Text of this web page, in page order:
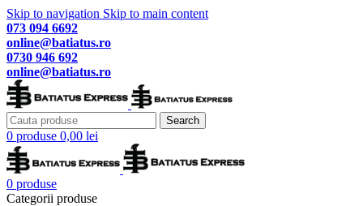
Skip to navigation Skip to main content
073 094 6692
online@batiatus.ro
0730 946 692
online@batiatus.ro
Search
0 produse 0,00 lei
0 produse
Categorii produse